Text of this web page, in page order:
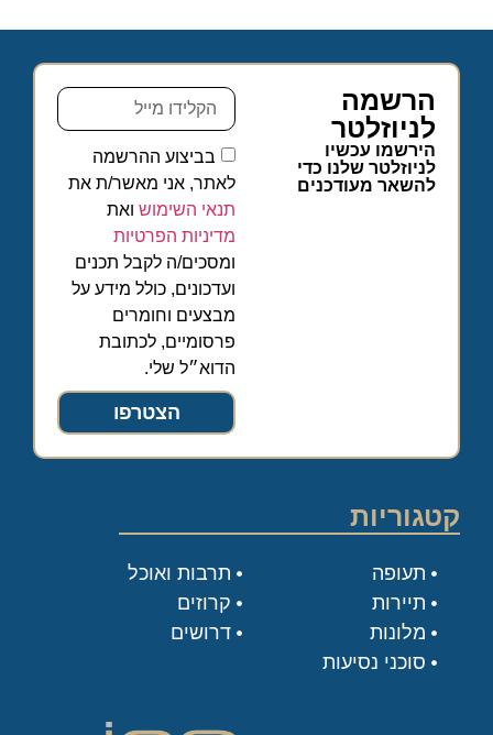
הרשמה
לניוזלטר
הירשמו עכשיו
לניוזלטר שלנו כדי
להשאר מעודכנים
בביצוע ההרשמה
לאתר, אני מאשר/ת את
תנאי השימוש ואת
מדיניות הפרטיות
ומסכים/ה לקבל תכנים
ועדכונים, כולל מידע על
מבצעים וחומרים
פרסומיים, לכתובת
הדוא״ל שלי.
הצטרפו
קטגוריות
תעופה
תיירות
מלונות
סוכני נסיעות
תרבות ואוכל
קרוזים
דרושים